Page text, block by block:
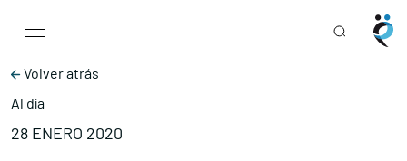
Main Navigation
Volver atrás
Al día
28 ENERO 2020